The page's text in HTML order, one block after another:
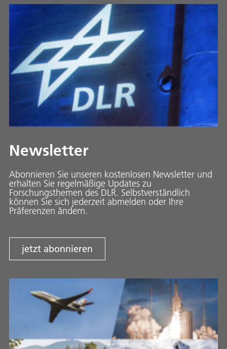
Newsletter
Abonnieren Sie unseren kostenlosen Newsletter und
erhalten Sie regelmäßige Updates zu
Forschungsthemen des DLR. Selbstverständlich
können Sie sich jederzeit abmelden oder Ihre
Präferenzen ändern.
jetzt abonnieren